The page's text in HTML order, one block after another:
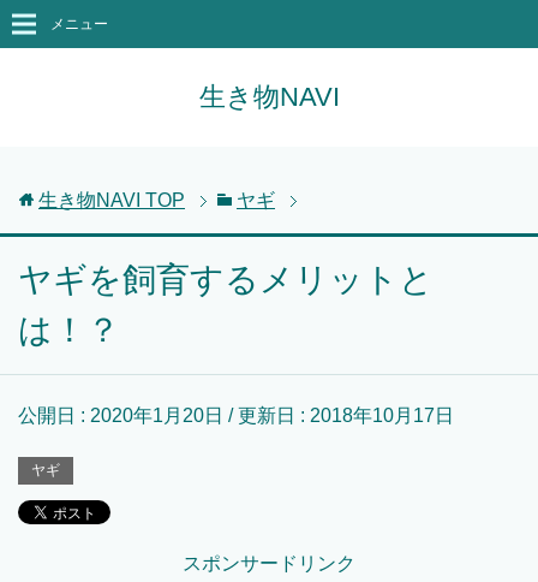
生き物NAVI
メニュー
生き物NAVI TOP ヤギ
ヤギを飼育するメリットと
は！？
公開日 : 2020年1月20日 / 更新日 : 2018年10月17日
ヤギ
スポンサードリンク